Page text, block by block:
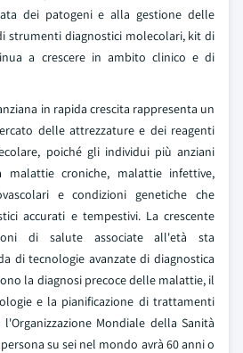
dei patogeni e alla gestione delle
strumenti diagnostici molecolari, kit di
a crescere in ambito clinico e di
in rapida crescita rappresenta un
delle attrezzature e dei reagenti
poiché gli individui più anziani
croniche, malattie infettive,
e condizioni genetiche che
accurati e tempestivi. La crescente
di salute associate all'età sta
di tecnologie avanzate di diagnostica
la diagnosi precoce delle malattie, il
e la pianificazione di trattamenti
Mondiale della Sanità
su sei nel mondo avrà 60 anni o